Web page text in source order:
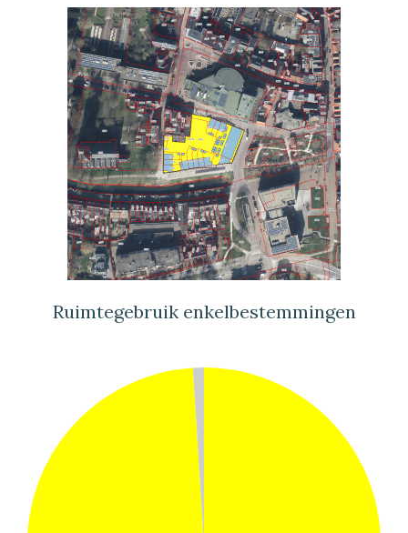
Ruimtegebruik enkelbestemmingen